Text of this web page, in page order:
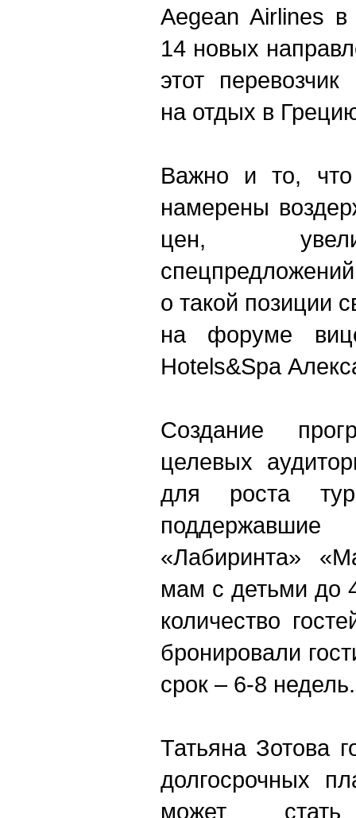
Aegean Airlines в
14 новых
этот перевозчик
на отдых в
Важно и то, что
намерены
цен,
о такой позиции
на форуме
Hotels&Spa
Создание
целевых
для роста
«Лабиринта»
мам с детьми до
количество
бронировали
срок – 6-8 недель.
Татьяна Зотова
долгосрочных
может